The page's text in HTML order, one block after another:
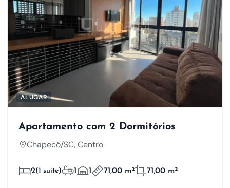
ALUGAR
Apartamento com 2 Dormitórios
Chapecó/SC, Centro
2(1 suíte) 1 1 71,00 m² 71,00 m²